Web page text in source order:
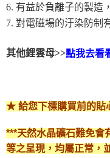
6. 有益於負離子的製造，
7. 對電磁場的汙染防制
其他鋰雲母>>點我去看
★ 給您下標購買前的貼
***天然水晶礦石難免會
等之呈現，均屬正常，